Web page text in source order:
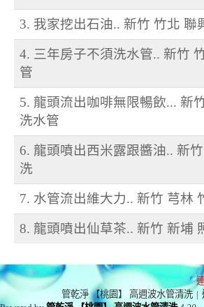
3. 我家挖出石油.. 新竹 竹北 聯
4. 三年房子不須洗水管.. 新竹
管
5. 龍頭流出咖啡無限暢飲... 新
洗水管
6. 龍頭噴出西米露跟醬油.. 新
洗
7. 水管流出維大力.. 新竹 芎林
8. 龍頭噴出仙草茶.. 新竹 新埔
管乾淨 【桃園】 高週波水管清洗 |